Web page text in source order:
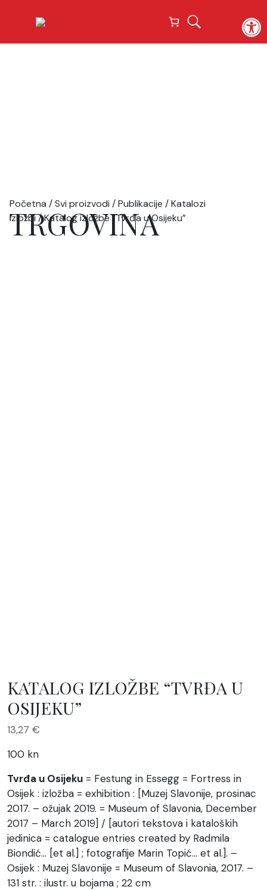
Početna /Svi proizvodi /Publikacije /Katalozi
izložbi/ Katalog izložbe “Tvrđa u Osijeku”
TRGOVINA
KATALOG IZLOŽBE “TVRĐA U
OSIJEKU”
13,27 €
100 kn
Tvrđa u Osijeku = Festung in Essegg = Fortress in
Osijek : izložba = exhibition : [Muzej Slavonije, prosinac
2017. – ožujak 2019. = Museum of Slavonia, December
2017 – March 2019] / [autori tekstova i kataloških
jedinica = catalogue entries created by Radmila
Biondić… [et al.] ; fotografije Marin Topić… et al.]. –
Osijek : Muzej Slavonije = Museum of Slavonia, 2017. –
131 str. : ilustr. u bojama ; 22 cm